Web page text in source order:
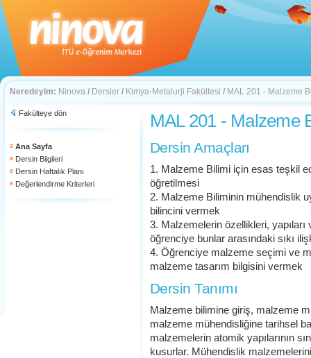
Neredeyim: Ninova / Dersler / Kimya-Metalurji Fakültesi / MAL 201 - Malzeme
Fakülteye dön
Ana Sayfa
Dersin Bilgileri
Dersin Haftalık Planı
Değerlendirme Kriterleri
MAL 201 - Malzeme
Dersin Amaçları
1. Malzeme Bilimi için esas teşkil
öğretilmesi
2. Malzeme Biliminin mühendislik
bilincini vermek
3. Malzemelerin özellikleri,
öğrenciye bunlar arasındaki sıkı
4. Öğrenciye malzeme seçimi ve
malzeme tasarım bilgisini vermek
Dersin Tanımı
Malzeme bilimine giriş, malzeme
malzeme mühendisliğine tarihsel
malzemelerin atomik yapılarının
kusurlar. Mühendislik